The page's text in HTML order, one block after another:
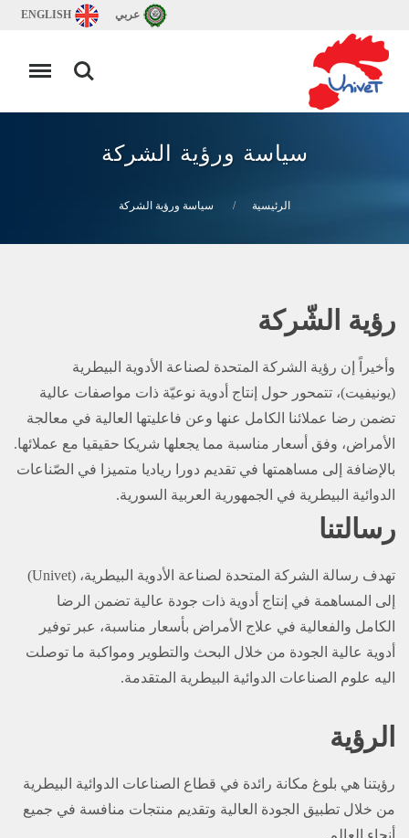
ENGLISH عربي
سياسة ورؤية الشركة
الرئيسية سياسة ورؤية الشركة
رؤية الشّركة
وأخيراً إن رؤية الشركة المتحدة لصناعة الأدوية البيطرية
(يونيفيت)، تتمحور حول إنتاج أدوية نوعيّة ذات مواصفات عالية
تضمن رضا عملائنا الكامل عنها وعن فاعليتها العالية في معالجة
الأمراض، وفق أسعار مناسبة مما يجعلها شريكا حقيقيا مع عملائها.
بالإضافة إلى مساهمتها في تقديم دورا رياديا متميزا في الصّناعات
الدوائية البيطرية في الجمهورية العربية السورية.
رسالتنا
تهدف رسالة الشركة المتحدة لصناعة الأدوية البيطرية، (Univet)
إلى المساهمة في إنتاج أدوية ذات جودة عالية تضمن الرضا
الكامل والفعالية في علاج الأمراض بأسعار مناسبة، عبر توفير
أدوية عالية الجودة من خلال البحث والتطوير ومواكبة ما توصلت
اليه علوم الصناعات الدوائية البيطرية المتقدمة.
الرؤية
رؤيتنا هي بلوغ مكانة رائدة في قطاع الصناعات الدوائية البيطرية
من خلال تطبيق الجودة العالية وتقديم منتجات منافسة في جميع
أنحاء العالم.